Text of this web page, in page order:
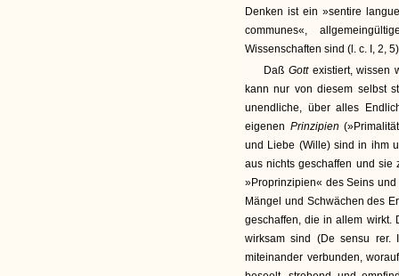
Denken ist ein »sentire
communes«,
Wissenschaften sind (l. c. I, 2,
Daß Gott existiert, wissen
kann nur von diesem selbst
unendliche, über alles
eigenen Prinzipien
und Liebe (Wille) sind in ihm
aus nichts geschaffen und sie
»Proprinzipien« des Seins
Mängel und Schwächen des
geschaffen, die in allem wirkt.
wirksam sind (De sensu rer.
miteinander verbunden,